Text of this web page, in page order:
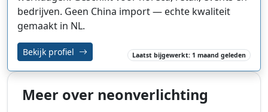
bedrijven. Geen China import — echte kwaliteit
gemaakt in NL.
Bekijk profiel Laatst bijgewerkt: 1 maand geleden
Meer over neonverlichting